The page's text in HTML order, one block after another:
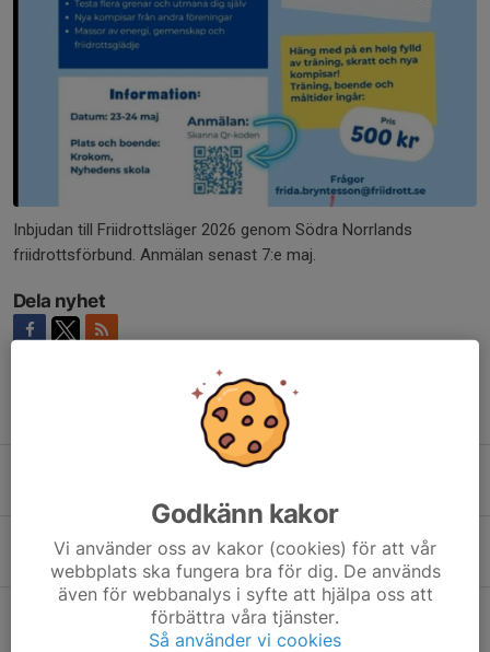
Inbjudan till Friidrottsläger 2026 genom Södra Norrlands
friidrottsförbund. Anmälan senast 7:e maj.
Dela nyhet
INSTÄLLT - ÖBACKASPELEN 2026
Inbjudan Öbackaspelen 2026
24 jul, 14:49
Friidrottsskolan 2026 är fulltecknad
21 jul, 17:40
Godkänn kakor
Vi använder oss av kakor (cookies) för att vår
webbplats ska fungera bra för dig. De används
även för webbanalys i syfte att hjälpa oss att
förbättra våra tjänster.
Så använder vi cookies